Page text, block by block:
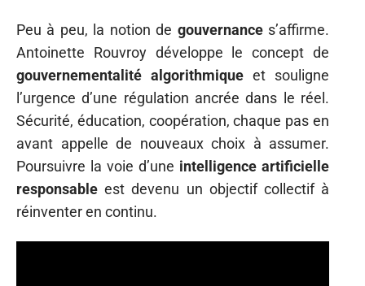
Peu à peu, la notion de gouvernances’affirme.
Antoinette Rouvroy développe le concept de
gouvernementalité algorithmique et souligne
l’urgence d’une régulation ancrée dans le réel.
Sécurité, éducation, coopération, chaque pas en
avant appelle de nouveaux choix à assumer.
Poursuivre la voie d’une intelligence artificielle
responsable est devenu un objectif collectif à
réinventer en continu.